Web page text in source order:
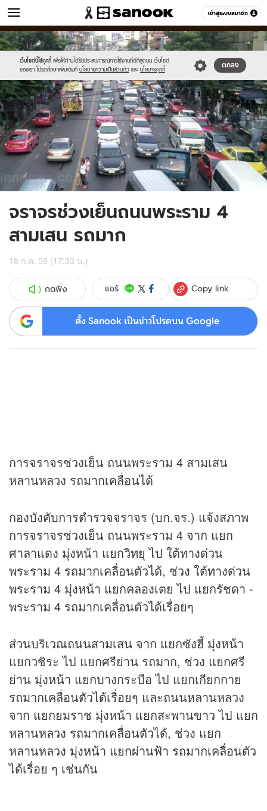
เข้าสู่ระบบสมาชิก
ข่าว หมวดอื่นๆ
เว็บไซต์นี้ใช้คุกกี้ เพื่อให้ท่านได้รับประสบการณ์การใช้งานที่ดีที่สุดบน เว็บไซต์
ของเรา โปรดศึกษาเพิ่มเติมที่ นโยบายความเป็นส่วนตัว และ นโยบายคุกกี้
ตกลง
Sanook
//s.isanook.com/sr/0/images/logo-
new-
sanook.png
600
60
//s.isanook.com/ns/0/ud/366/1832442/632909-
01.jpg
จราจรช่วงเย็นถนนพระราม 4
สามเสน รถมาก
18 ก.ค. 58 (17:33 น.)
กดฟัง แชร์ Copy link
ตั้ง Sanook เป็นข่าวโปรดบน Google
การจราจรช่วงเย็น ถนนพระราม 4 สามเสน
หลานหลวง รถมากเคลื่อนได้
กองบังคับการตำรวจจราจร (บก.จร.) แจ้งสภาพ
การจราจรช่วงเย็น ถนนพระราม 4 จาก แยก
ศาลาแดง มุ่งหน้า แยกวิทยุ ไป ใต้ทางด่วน
พระราม 4 รถมากเคลื่อนตัวได้, ช่วง ใต้ทางด่วน
พระราม 4 มุ่งหน้า แยกคลองเตย ไป แยกรัชดา -
พระราม 4 รถมากเคลื่อนตัวได้เรื่อยๆ
ส่วนบริเวณถนนสามเสน จาก แยกซังฮี้ มุ่งหน้า
แยกวชิระ ไป แยกศรีย่าน รถมาก, ช่วง แยกศรี
ย่าน มุ่งหน้า แยกบางกระบือ ไป แยกเกียกกาย
รถมากเคลื่อนตัวได้เรื่อยๆ และถนนหลานหลวง
จาก แยกยมราช มุ่งหน้า แยกสะพานขาว ไป แยก
หลานหลวง รถมากเคลื่อนตัวได้, ช่วง แยก
หลานหลวง มุ่งหน้า แยกผ่านฟ้า รถมากเคลื่อนตัว
ได้เรื่อย ๆ เช่นกัน